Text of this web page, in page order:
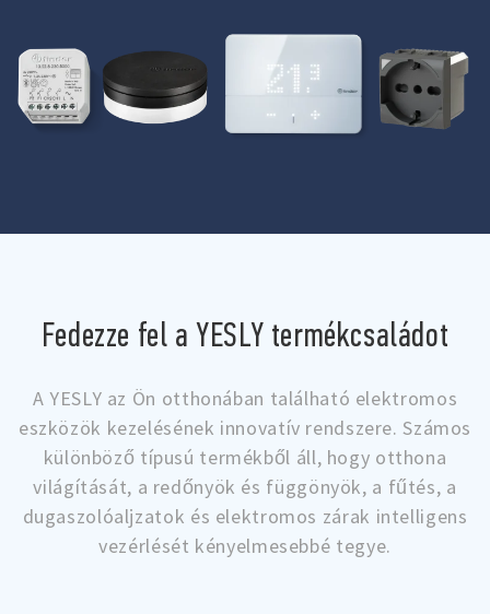
Fedezze fel a YESLY termékcsaládot
A YESLY az Ön otthonában található elektromos
eszközök kezelésének innovatív rendszere. Számos
különböző típusú termékből áll, hogy otthona
világítását, a redőnyök és függönyök, a fűtés, a
dugaszolóaljzatok és elektromos zárak intelligens
vezérlését kényelmesebbé tegye.